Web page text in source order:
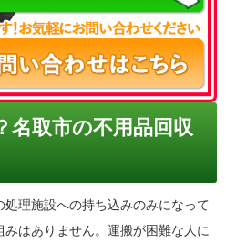
名取市の不用品回収
理施設への持ち込みのみになって
はありません。運搬が困難な人に